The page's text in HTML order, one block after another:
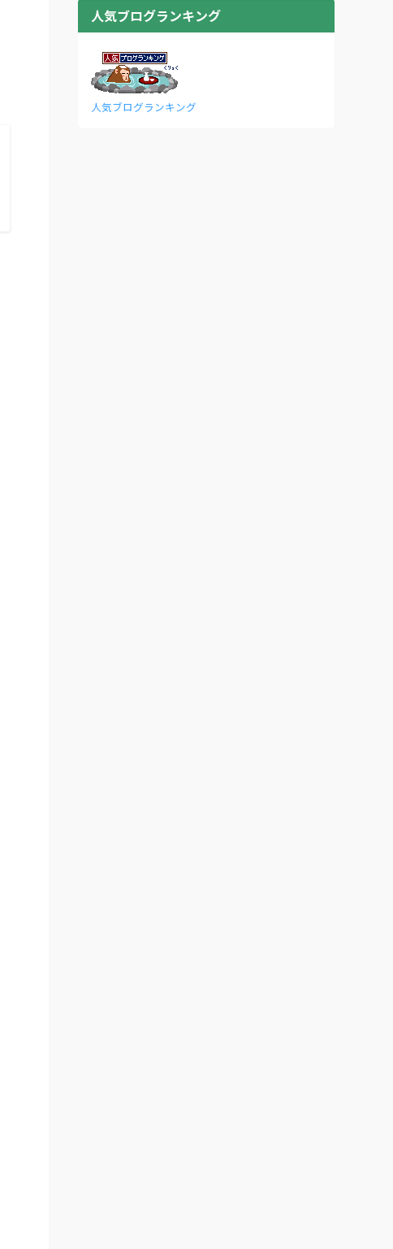
人気ブログランキング
人気ブログランキング